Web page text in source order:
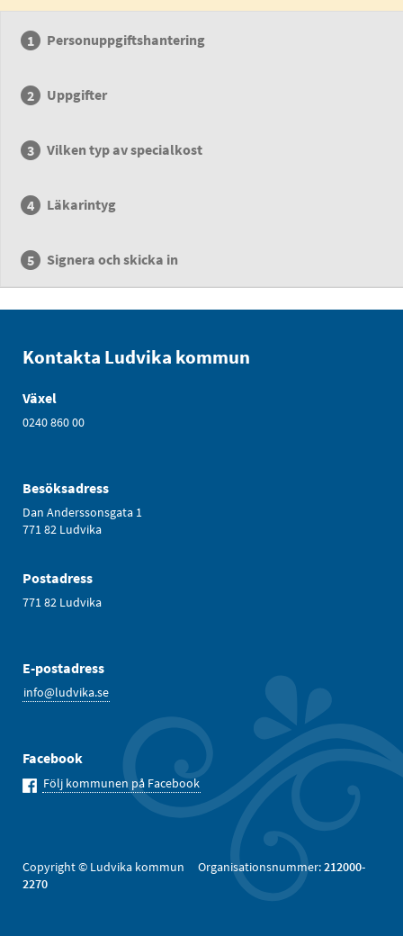
Personuppgiftshantering
Uppgifter
Vilken typ av specialkost
Läkarintyg
Signera och skicka in
Kontakta Ludvika kommun
Växel
0240 860 00
Besöksadress
Dan Anderssonsgata 1
771 82 Ludvika
Postadress
771 82 Ludvika
E-postadress
info@ludvika.se
Facebook
Följ kommunen på Facebook
Copyright © Ludvika kommun Organisationsnummer:212000-
2270